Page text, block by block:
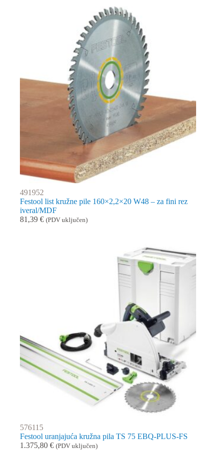
491952
Festool list kružne pile 160×2,2×20 W48 – za fini rez
iveral/MDF
81,39 € (PDV uključen)
576115
Festool uranjajuća kružna pila TS 75 EBQ-PLUS-FS
1.375,80 € (PDV uključen)